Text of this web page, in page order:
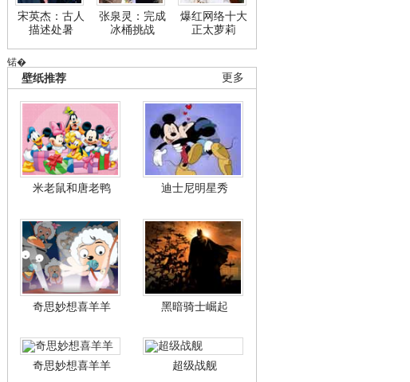
宋英杰：古人
描述处暑
张泉灵：完成
冰桶挑战
爆红网络十大
正太萝莉
锘�
更多
壁纸推荐
米老鼠和唐老鸭 迪士尼明星秀
奇思妙想喜羊羊 黑暗骑士崛起
奇思妙想喜羊羊 超级战舰